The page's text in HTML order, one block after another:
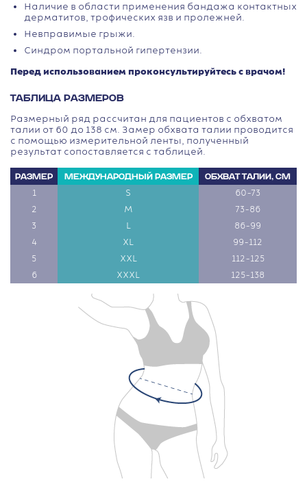
Наличие в области применения бандажа контактных
дерматитов, трофических язв и пролежней.
Невправимые грыжи.
Синдром портальной гипертензии.
Перед использованием проконсультируйтесь с врачом!
ТАБЛИЦА РАЗМЕРОВ
Размерный ряд рассчитан для пациентов с обхватом
талии от 60 до 138 см. Замер обхвата талии проводится
с помощью измерительной ленты, полученный
результат сопоставляется с таблицей.
РАЗМЕР МЕЖДУНАРОДНЫЙ РАЗМЕР ОБХВАТ ТАЛИИ, СМ
1 S
60-73
2
M
73-86
3
L
86-99
4
XL
99-112
5
XXL
112-125
6
XXXL 125-138